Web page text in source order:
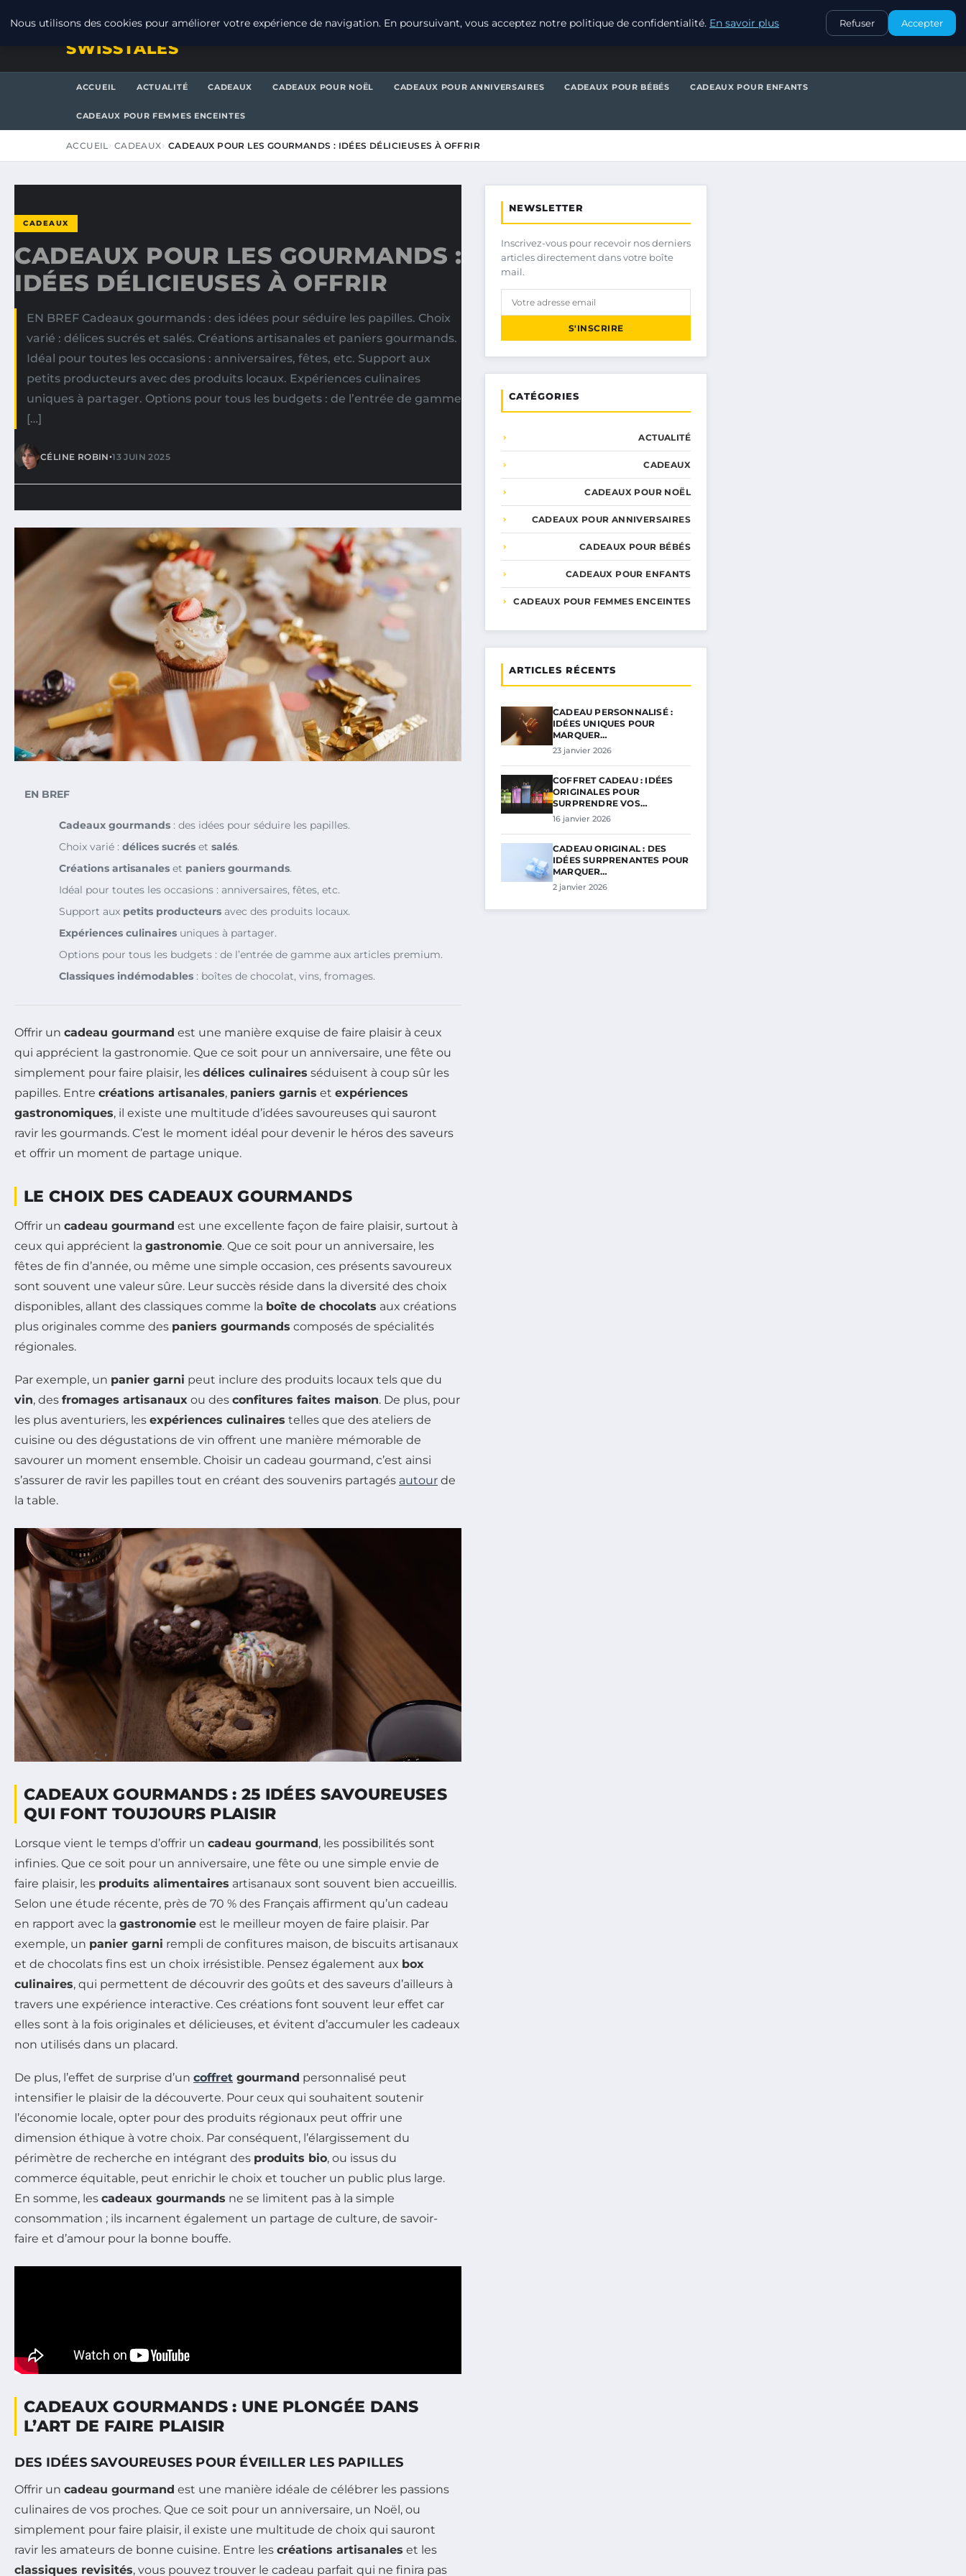
CONTACT
SWISSTALES
ACCUEIL ACTUALITÉ CADEAUX CADEAUX POUR NOËL CADEAUX POUR ANNIVERSAIRES CADEAUX POUR BÉBÉS CADEAUX POUR ENFANTS
CADEAUX POUR FEMMES ENCEINTES
ACCUEIL CADEAUX CADEAUX POUR LES GOURMANDS : IDÉES DÉLICIEUSES À OFFRIR
CADEAUX
CADEAUX POUR LES GOURMANDS :
IDÉES DÉLICIEUSES À OFFRIR
EN BREF Cadeaux gourmands : des idées pour séduire les papilles. Choix
varié : délices sucrés et salés. Créations artisanales et paniers gourmands.
Idéal pour toutes les occasions : anniversaires, fêtes, etc. Support aux
petits producteurs avec des produits locaux. Expériences culinaires
uniques à partager. Options pour tous les budgets : de l’entrée de gamme
[…]
CÉLINE ROBIN•13 JUIN 2025
EN BREF
Cadeaux gourmands : des idées pour séduire les papilles.
Choix varié : délices sucrés et salés.
Créations artisanales et paniers gourmands.
Idéal pour toutes les occasions : anniversaires, fêtes, etc.
Support aux petits producteurs avec des produits locaux.
Expériences culinaires uniques à partager.
Options pour tous les budgets : de l’entrée de gamme aux articles premium.
Classiques indémodables : boîtes de chocolat, vins, fromages.
Offrir un cadeau gourmand est une manière exquise de faire plaisir à ceux
qui apprécient la gastronomie. Que ce soit pour un anniversaire, une fête ou
simplement pour faire plaisir, les délices culinaires séduisent à coup sûr les
papilles. Entre créations artisanales, paniers garnis et expériences
gastronomiques, il existe une multitude d’idées savoureuses qui sauront
ravir les gourmands. C’est le moment idéal pour devenir le héros des saveurs
et offrir un moment de partage unique.
LE CHOIX DES CADEAUX GOURMANDS
Offrir un cadeau gourmand est une excellente façon de faire plaisir, surtout à
ceux qui apprécient la gastronomie. Que ce soit pour un anniversaire, les
fêtes de fin d’année, ou même une simple occasion, ces présents savoureux
sont souvent une valeur sûre. Leur succès réside dans la diversité des choix
disponibles, allant des classiques comme la boîte de chocolats aux créations
plus originales comme des paniers gourmands composés de spécialités
régionales.
Par exemple, un panier garni peut inclure des produits locaux tels que du
vin, des fromages artisanaux ou des confitures faites maison. De plus, pour
les plus aventuriers, les expériences culinaires telles que des ateliers de
cuisine ou des dégustations de vin offrent une manière mémorable de
savourer un moment ensemble. Choisir un cadeau gourmand, c’est ainsi
s’assurer de ravir les papilles tout en créant des souvenirs partagés autour de
la table.
CADEAUX GOURMANDS : 25 IDÉES SAVOUREUSES
QUI FONT TOUJOURS PLAISIR
Lorsque vient le temps d’offrir un cadeau gourmand, les possibilités sont
infinies. Que ce soit pour un anniversaire, une fête ou une simple envie de
faire plaisir, les produits alimentaires artisanaux sont souvent bien accueillis.
Selon une étude récente, près de 70 % des Français affirment qu’un cadeau
en rapport avec la gastronomie est le meilleur moyen de faire plaisir. Par
exemple, un panier garni rempli de confitures maison, de biscuits artisanaux
et de chocolats fins est un choix irrésistible. Pensez également aux box
culinaires, qui permettent de découvrir des goûts et des saveurs d’ailleurs à
travers une expérience interactive. Ces créations font souvent leur effet car
elles sont à la fois originales et délicieuses, et évitent d’accumuler les cadeaux
non utilisés dans un placard.
De plus, l’effet de surprise d’un coffret gourmand personnalisé peut
intensifier le plaisir de la découverte. Pour ceux qui souhaitent soutenir
l’économie locale, opter pour des produits régionaux peut offrir une
dimension éthique à votre choix. Par conséquent, l’élargissement du
périmètre de recherche en intégrant des produits bio, ou issus du
commerce équitable, peut enrichir le choix et toucher un public plus large.
En somme, les cadeaux gourmands ne se limitent pas à la simple
consommation ; ils incarnent également un partage de culture, de savoir-
faire et d’amour pour la bonne bouffe.
CADEAUX GOURMANDS : UNE PLONGÉE DANS
L’ART DE FAIRE PLAISIR
DES IDÉES SAVOUREUSES POUR ÉVEILLER LES PAPILLES
Offrir un cadeau gourmand est une manière idéale de célébrer les passions
culinaires de vos proches. Que ce soit pour un anniversaire, un Noël, ou
simplement pour faire plaisir, il existe une multitude de choix qui sauront
ravir les amateurs de bonne cuisine. Entre les créations artisanales et les
classiques revisités, vous pouvez trouver le cadeau parfait qui ne finira pas
NEWSLETTER
Inscrivez-vous pour recevoir nos derniers
articles directement dans votre boîte
mail.
S'INSCRIRE
CATÉGORIES
ACTUALITÉ
CADEAUX
CADEAUX POUR NOËL
CADEAUX POUR ANNIVERSAIRES
CADEAUX POUR BÉBÉS
CADEAUX POUR ENFANTS
CADEAUX POUR FEMMES ENCEINTES
ARTICLES RÉCENTS
CADEAU PERSONNALISÉ :
IDÉES UNIQUES POUR
MARQUER…
23 janvier 2026
COFFRET CADEAU : IDÉES
ORIGINALES POUR
SURPRENDRE VOS…
16 janvier 2026
CADEAU ORIGINAL : DES
IDÉES SURPRENANTES POUR
MARQUER…
2 janvier 2026
Nous utilisons des cookies pour améliorer votre expérience de navigation. En poursuivant, vous acceptez notre politique de confidentialité. En savoir plus Refuser Accepter